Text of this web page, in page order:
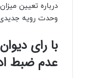
درباره تعیین
وحدت رویه
با رای
عدم ضبط